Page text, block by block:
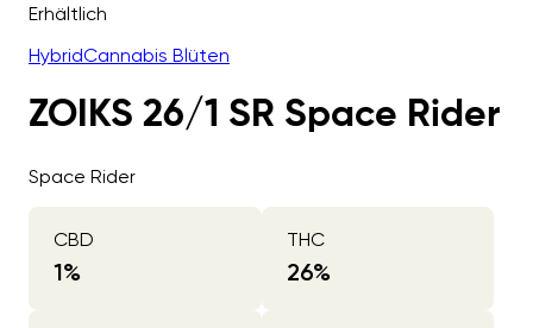
Erhältlich
HybridCannabis Blüten
ZOIKS 26/1 SR Space Rider
Space Rider
CBD
1%
THC
26%